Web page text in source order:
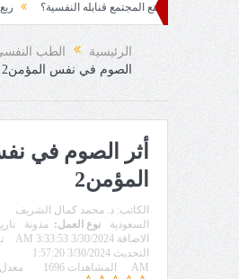
يصنع المجتمع قنابله النفسية؟ ربع قرن!!
الرئيسية الطب
الصوم في نفس المؤمن2
أثر الصوم في
المؤمن2
الكاتب: د. محمد كمال الشريف
السعودية
نوع العمل: مدونة
الاضافة 3/30/2024 3:33:53 AM
التحديث 3/30/2024 1:57:20
AM
المشاهدات 1696